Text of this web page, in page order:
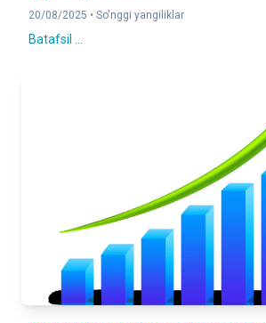
20/08/2025 • So'nggi yangiliklar
Batafsil ...